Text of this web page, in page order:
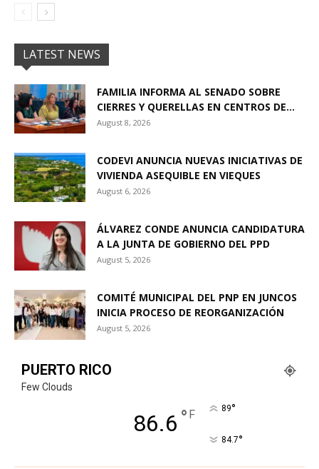
LATEST NEWS
FAMILIA INFORMA AL SENADO SOBRE
CIERRES Y QUERELLAS EN CENTROS DE...
August 8, 2026
CODEVI ANUNCIA NUEVAS INICIATIVAS DE
VIVIENDA ASEQUIBLE EN VIEQUES
August 6, 2026
ÁLVAREZ CONDE ANUNCIA CANDIDATURA
A LA JUNTA DE GOBIERNO DEL PPD
August 5, 2026
COMITÉ MUNICIPAL DEL PNP EN JUNCOS
INICIA PROCESO DE REORGANIZACIÓN
August 5, 2026
PUERTO RICO
Few Clouds
86.6 ° F 89°
84.7°